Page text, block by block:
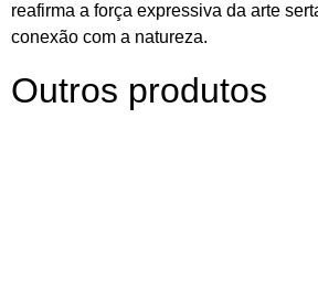
reafirma a força expressiva da arte
conexão com a natureza.
Outros produtos